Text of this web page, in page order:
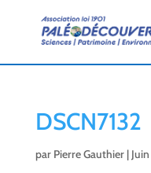
DSCN7132
par Pierre Gauthier|